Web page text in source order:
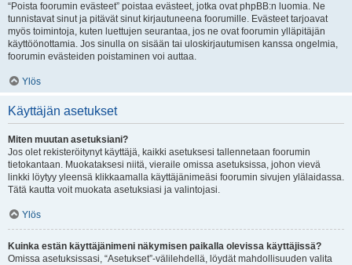
“Poista foorumin evästeet” poistaa evästeet, jotka ovat phpBB:n luomia. Ne
tunnistavat sinut ja pitävät sinut kirjautuneena foorumille. Evästeet tarjoavat
myös toimintoja, kuten luettujen seurantaa, jos ne ovat foorumin ylläpitäjän
käyttöönottamia. Jos sinulla on sisään tai uloskirjautumisen kanssa ongelmia,
foorumin evästeiden poistaminen voi auttaa.
Ylös
Käyttäjän asetukset
Miten muutan asetuksiani?
Jos olet rekisteröitynyt käyttäjä, kaikki asetuksesi tallennetaan foorumin
tietokantaan. Muokataksesi niitä, vieraile omissa asetuksissa, johon vievä
linkki löytyy yleensä klikkaamalla käyttäjänimeäsi foorumin sivujen ylälaidassa.
Tätä kautta voit muokata asetuksiasi ja valintojasi.
Ylös
Kuinka estän käyttäjänimeni näkymisen paikalla olevissa käyttäjissä?
Omissa asetuksissasi, “Asetukset”-välilehdellä, löydät mahdollisuuden valita